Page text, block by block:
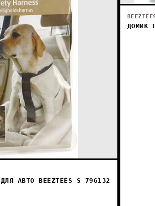
АВТО BEEZTEES S 796132
ДОМИК